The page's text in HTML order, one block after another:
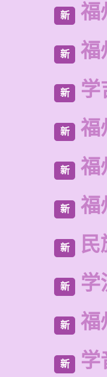
新 福
新 福
新 学
新 福
新 福
新 福
新
新 学
新 福
新 学